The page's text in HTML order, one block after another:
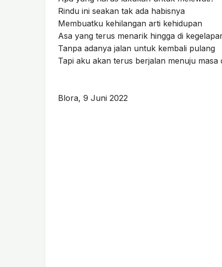
Rindu ini seakan tak ada habisnya
Membuatku kehilangan arti kehidupan
Asa yang terus menarik hingga di
Tanpa adanya jalan untuk kembali pulang
Tapi aku akan terus berjalan menuju masa
Blora, 9 Juni 2022